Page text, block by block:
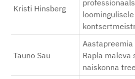
Kristi Hinsberg
loomingulisele
Tauno Sau
Rapla maleva
naiskonna